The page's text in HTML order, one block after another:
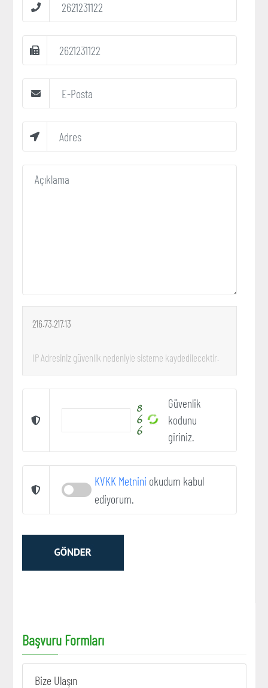
216.73.217.13
IP Adresiniz güvenlik nedeniyle sisteme kaydedilecektir.
Güvenlik
kodunu
giriniz.
KVKK Metnini okudum kabul
ediyorum.
Başvuru Formları
Bize Ulaşın